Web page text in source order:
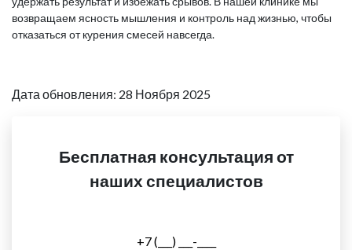
возвращаем ясность мышления и контроль над жизнью, чтобы
отказаться от курения смесей навсегда.
Дата обновления: 28 Ноября 2025
Бесплатная консультация от
наших специалистов